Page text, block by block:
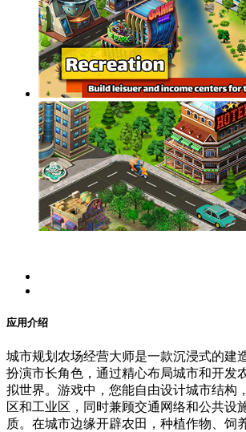
应用介绍
城市规划农场经营大师是一款沉浸式的建
扮演市长角色，通过精心布局城市和开发
拟世界。游戏中，您能自由设计城市结构
区和工业区，同时兼顾交通网络和公共设
质。在城市边缘开辟农田，种植作物、饲